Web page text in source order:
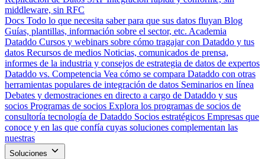
middleware, sin RFC
Docs Todo lo que necesita saber para que sus datos fluyan Blog
Guías, plantillas, información sobre el sector, etc. Academia
Dataddo Cursos y webinars sobre cómo tragajar con Dataddo y tus
datos Recursos de medios Noticias, comunicados de prensa,
informes de la industria y consejos de estrategia de datos de expertos
Dataddo vs. Competencia Vea cómo se compara Dataddo con otras
herramientas populares de integración de datos Seminarios en línea
Debates y demostraciones en directo a cargo de Dataddo y sus
socios Programas de socios Explora los programas de socios de
consultoría tecnología de Dataddo Socios estratégicos Empresas que
conoce y en las que confía cuyas soluciones complementan las
nuestras
Soluciones